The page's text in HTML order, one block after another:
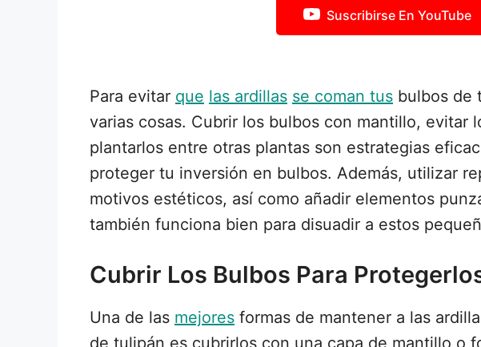
Suscribirse En YouTube
Para evitar que las ardillas se coman tus bulbos de
varias cosas. Cubrir los bulbos con mantillo, evitar
plantarlos entre otras plantas son estrategias
proteger tu inversión en bulbos. Además, utilizar
motivos estéticos, así como añadir elementos
también funciona bien para disuadir a estos
Cubrir Los Bulbos Para
Una de las mejores formas de mantener a las
de tulipán es cubrirlos con una capa de mantillo o